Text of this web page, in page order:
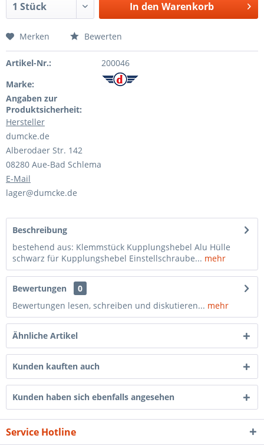
In den Warenkorb
Merken Bewerten
Artikel-Nr.:
200046
Marke:
Angaben zur
Produktsicherheit:
Hersteller
dumcke.de
Alberodaer Str. 142
08280 Aue-Bad Schlema
E-Mail
lager@dumcke.de
Beschreibung
bestehend aus: Klemmstück Kupplungshebel Alu Hülle
schwarz für Kupplungshebel Einstellschraube... mehr
Bewertungen
0
Bewertungen lesen, schreiben und diskutieren... mehr
Ähnliche Artikel
Kunden kauften auch
Kunden haben sich ebenfalls angesehen
Service Hotline